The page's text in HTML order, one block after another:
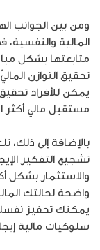
ومن بين الجوانب
المالية
متابعتها بشكل
تحقيق التوازن
يمكن للأفراد
مستقبل مالي أكثر
بالإضافة إلى ذلك،
تشجيع التفكير
والاستثمار بشكل
واضحة لحالتك
يمكنك تحفيز نفسك
سلوكيات مالية